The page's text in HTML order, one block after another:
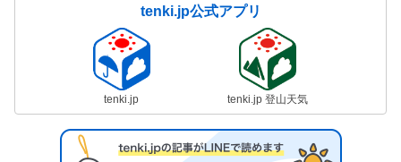
tenki.jp公式アプリ
tenki.jp tenki.jp 登山天気